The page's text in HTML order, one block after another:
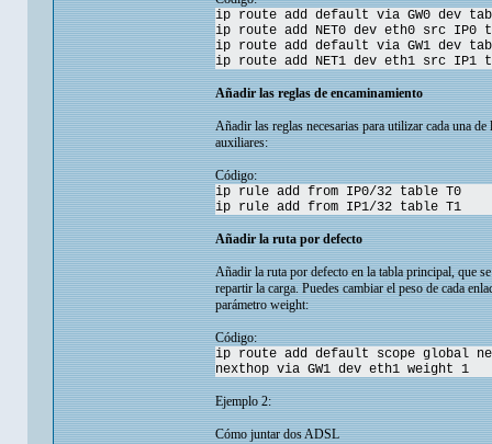
ip route add default via GW0 dev
ip route add NET0 dev eth0 src IP0
ip route add default via GW1 dev
ip route add NET1 dev eth1 src IP1
Añadir las reglas de encaminamiento
Añadir las reglas necesarias para utilizar cada una de
auxiliares:
Código:
ip rule add from IP0/32 table T0
ip rule add from IP1/32 table T1
Añadir la ruta por defecto
Añadir la ruta por defecto en la tabla principal, que se
repartir la carga. Puedes cambiar el peso de cada
parámetro weight:
Código:
ip route add default scope global
nexthop via GW1 dev eth1 weight 1
Ejemplo 2:
Cómo juntar dos ADSL